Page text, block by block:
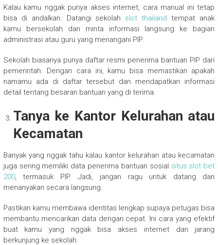
Kalau kamu nggak punya akses internet, cara manual ini tetap
bisa di andalkan. Datangi sekolah slot thailand tempat anak
kamu bersekolah dan minta informasi langsung ke bagian
administrasi atau guru yang menangani PIP.
Sekolah biasanya punya daftar resmi penerima bantuan PIP dari
pemerintah. Dengan cara ini, kamu bisa memastikan apakah
namamu ada di daftar tersebut dan mendapatkan informasi
detail tentang besaran bantuan yang di terima.
Tanya ke Kantor Kelurahan atau
Kecamatan
Banyak yang nggak tahu kalau kantor kelurahan atau kecamatan
juga sering memiliki data penerima bantuan sosial situs slot bet
200, termasuk PIP. Jadi, jangan ragu untuk datang dan
menanyakan secara langsung.
Pastikan kamu membawa identitas lengkap supaya petugas bisa
membantu mencarikan data dengan cepat. Ini cara yang efektif
buat kamu yang nggak bisa akses internet dan jarang
berkunjung ke sekolah.